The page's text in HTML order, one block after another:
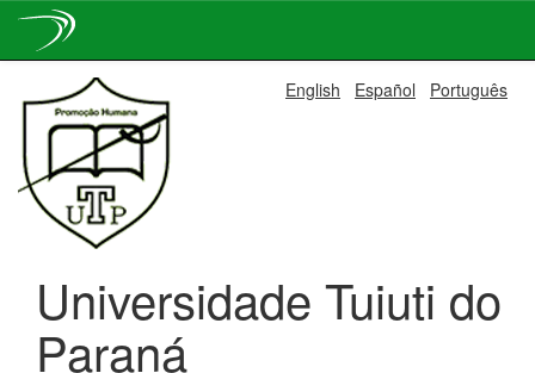
navigation
English Español Português
Universidade Tuiuti do
Paraná